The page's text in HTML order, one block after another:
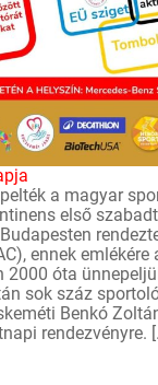
a magyar
első
ennek emlékére
2000 óta
sok száz
Benkó
rendezvényre.